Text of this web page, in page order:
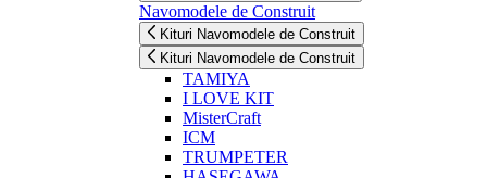
Navomodele de Construit
Kituri Navomodele de Construit
Kituri Navomodele de Construit
TAMIYA
I LOVE KIT
MisterCraft
ICM
TRUMPETER